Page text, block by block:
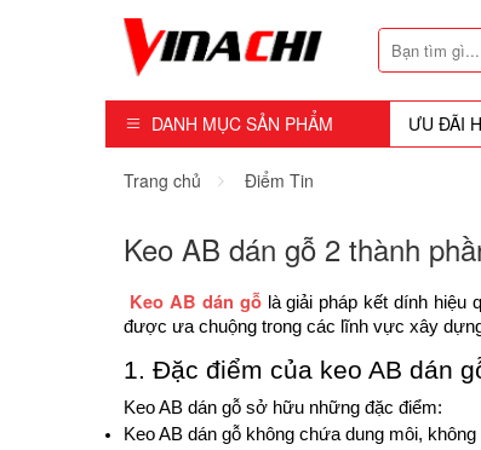
DANH MỤC SẢN PHẨM ƯU ĐÃI
Dụng Cụ - Công Cụ
Máy Cầm Tay
Máy Chế Biến Gỗ
Thiết bị Dùng Hơi
Trang chủ Điểm Tin
Keo AB dán gỗ 2 thành
Keo AB dán gỗ là giải pháp kết dính
được ưa chuộng trong các lĩnh vực xây
1. Đặc điểm của keo AB dán
Keo AB dán gỗ sở hữu những đặc điểm:
Keo AB dán gỗ không chứa dung môi,